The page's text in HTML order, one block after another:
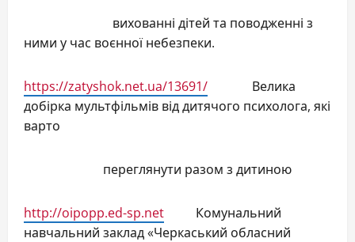
вихованні дітей та поводженні з
ними у час воєнної небезпеки.
https://zatyshok.net.ua/13691/ Велика
добірка мультфільмів від дитячого психолога, які
варто
переглянути разом з дитиною
http://oipopp.ed-sp.net Комунальний
навчальний заклад «Черкаський обласний